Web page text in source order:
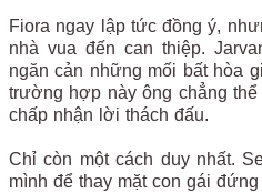
Fiora ngay lập tức đồng ý,
nhà vua đến can thiệp.
ngăn cản những mối bất hòa
trường hợp này ông chẳng
chấp nhận lời thách đấu.
Chỉ còn một cách duy nhất.
mình để thay mặt con gái